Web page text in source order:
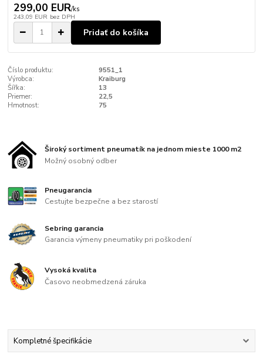
299,00 EUR/ks
243,09 EUR bez DPH
Pridať do košíka
Číslo produktu:
9551_1
Výrobca:
Kraiburg
Šířka:
13
Priemer:
22,5
Hmotnost:
75
Široký sortiment pneumatík na jednom mieste 1000 m2
Možný osobný odber
Pneugarancia
Cestujte bezpečne a bez starostí
Sebring garancia
Garancia výmeny pneumatiky pri poškodení
Vysoká kvalita
Časovo neobmedzená záruka
Kompletné špecifikácie